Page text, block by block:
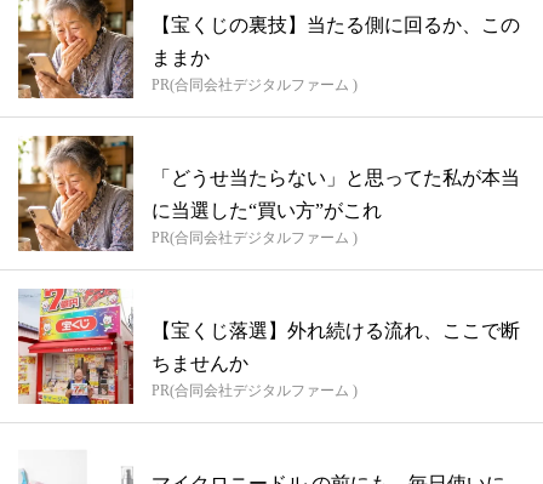
【宝くじの裏技】当たる側に回るか、この
ままか
PR(合同会社デジタルファーム )
「どうせ当たらない」と思ってた私が本当
に当選した“買い方”がこれ
PR(合同会社デジタルファーム )
【宝くじ落選】外れ続ける流れ、ここで断
ちませんか
PR(合同会社デジタルファーム )